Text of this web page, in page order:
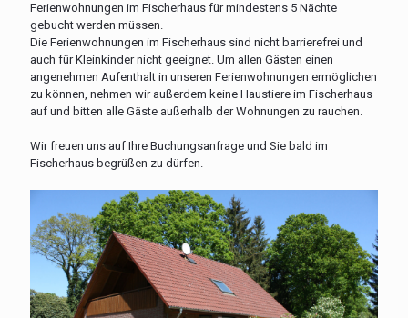
Ferienwohnungen im Fischerhaus für mindestens 5 Nächte
gebucht werden müssen.
Die Ferienwohnungen im Fischerhaus sind nicht barrierefrei und
auch für Kleinkinder nicht geeignet. Um allen Gästen einen
angenehmen Aufenthalt in unseren Ferienwohnungen ermöglichen
zu können, nehmen wir außerdem keine Haustiere im Fischerhaus
auf und bitten alle Gäste außerhalb der Wohnungen zu rauchen.
Wir freuen uns auf Ihre Buchungsanfrage und Sie bald im
Fischerhaus begrüßen zu dürfen.